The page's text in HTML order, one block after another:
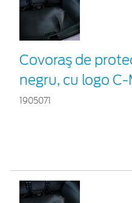
Covoraş de
negru, cu logo C-
1905071